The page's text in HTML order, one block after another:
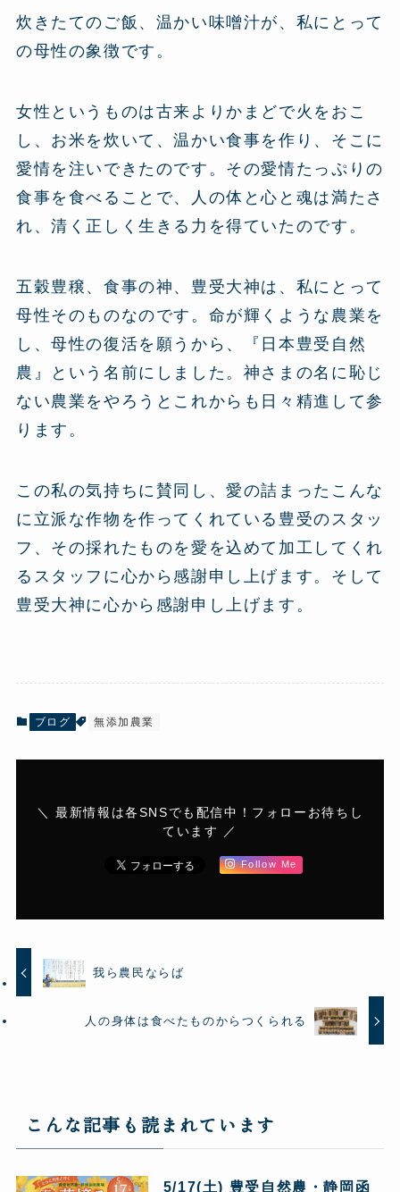
炊きたてのご飯、温かい味噌汁が、私にとって
の母性の象徴です。
女性というものは古来よりかまどで火をおこ
し、お米を炊いて、温かい食事を作り、そこに
愛情を注いできたのです。その愛情たっぷりの
食事を食べることで、人の体と心と魂は満たさ
れ、清く正しく生きる力を得ていたのです。
五穀豊穣、食事の神、豊受大神は、私にとって
母性そのものなのです。命が輝くような農業を
し、母性の復活を願うから、『日本豊受自然
農』という名前にしました。神さまの名に恥じ
ない農業をやろうとこれからも日々精進して参
ります。
この私の気持ちに賛同し、愛の詰まったこんな
に立派な作物を作ってくれている豊受のスタッ
フ、その採れたものを愛を込めて加工してくれ
るスタッフに心から感謝申し上げます。そして
豊受大神に心から感謝申し上げます。
ブログ 無添加農業
＼ 最新情報は各SNSでも配信中！フォローお待ちし
ています ／
Follow Me
我ら農民ならば
人の身体は食べたものからつくられる
こんな記事も読まれています
5/17(土) 豊受自然農・静岡函